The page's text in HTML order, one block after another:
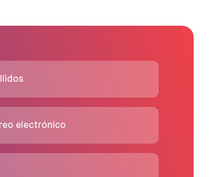
electrónico